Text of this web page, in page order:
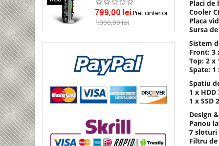
Pret
799,00 leiPret anteriorPret
baza
1.300,00 lei
Placi de
Cooler
Placa
Sursa
Sistem
Front: 3
Top: 2 x
Spate: 1
Spatiu
1 x HDD
1 x SSD
Design
Panou
7 sloturi
Filtru